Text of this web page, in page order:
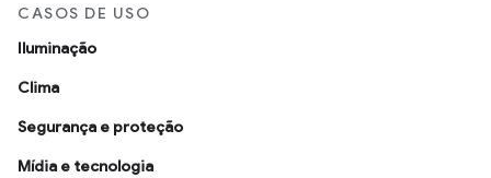
CASOS DE USO
Iluminação
Clima
Segurança e proteção
Mídia e tecnologia